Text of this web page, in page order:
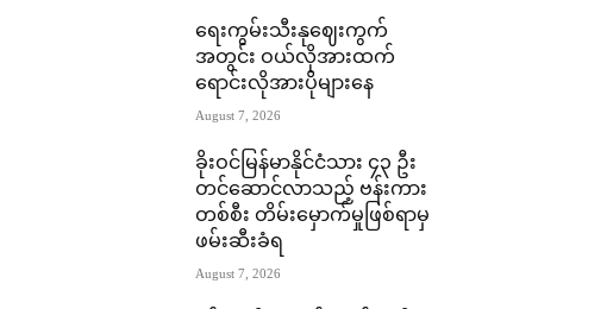
ရေးကွမ်းသီးနုဈေးကွက်
အတွင်း ဝယ်လိုအားထက်
ရောင်းလိုအားပိုများနေ
August 7, 2026
ခိုးဝင်မြန်မာနိုင်ငံသား ၄၃ ဦး
တင်ဆောင်လာသည့် ဗန်းကား
တစ်စီး တိမ်းမှောက်မှုဖြစ်ရာမှ
ဖမ်းဆီးခံရ
August 7, 2026